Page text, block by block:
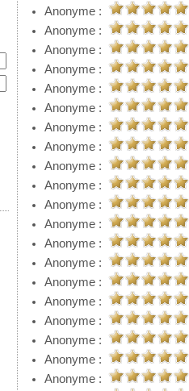
Anonyme :
Anonyme :
Anonyme :
Anonyme :
Anonyme :
Anonyme :
Anonyme :
Anonyme :
Anonyme :
Anonyme :
Anonyme :
Anonyme :
Anonyme :
Anonyme :
Anonyme :
Anonyme :
Anonyme :
Anonyme :
Anonyme :
Anonyme :